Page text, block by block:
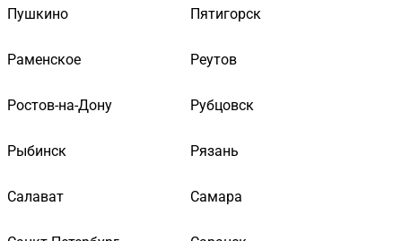
Пушкино Пятигорск
Раменское Реутов
Ростов-на-Дону Рубцовск
Рыбинск Рязань
Салават Самара